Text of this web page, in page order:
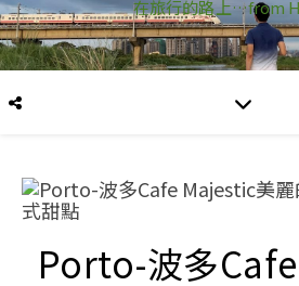
在旅行的路上…from
Porto-波多